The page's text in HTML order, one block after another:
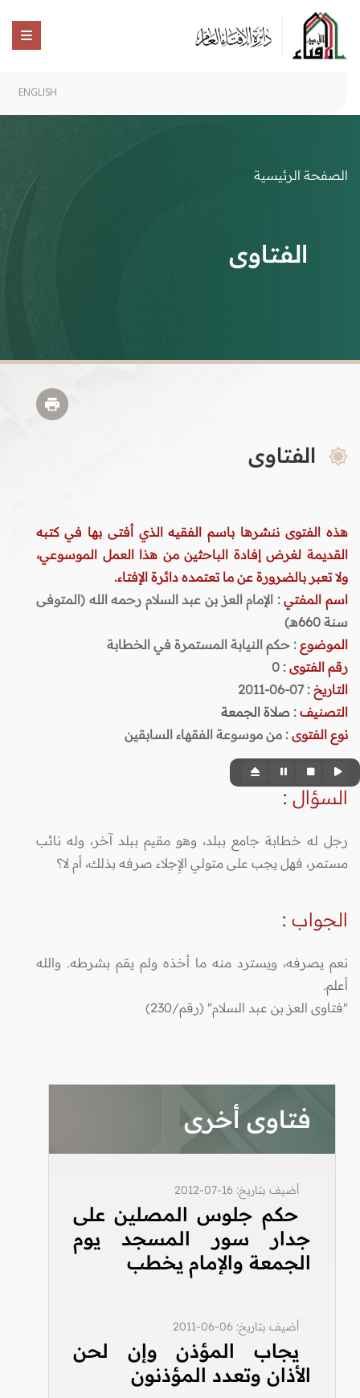
ENGLISH
الصفحة الرئيسية
الفتاوى
الفتاوى
هذه الفتوى ننشرها باسم الفقيه الذي أفتى بها في كتبه
القديمة لغرض إفادة الباحثين من هذا العمل الموسوعي،
ولا تعبر بالضرورة عن ما تعتمده دائرة الإفتاء.
اسم المفتي: الإمام العز بن عبد السلام رحمه الله (المتوفى
سنة 660هـ)
الموضوع : حكم النيابة المستمرة في الخطابة
رقم الفتوى :
0
التاريخ : 07-06-2011
التصنيف : صلاة الجمعة
نوع الفتوى : من موسوعة الفقهاء السابقين
السؤال :
رجل له خطابة جامع ببلد، وهو مقيم ببلد آخر، وله نائب
مستمر، فهل يجب على متولي الإِجلاء صرفه بذلك، أم لا؟
الجواب :
نعم يصرفه، ويسترد منه ما أخذه ولم يقم بشرطه. والله
أعلم.
"فتاوى العز بن عبد السلام" (رقم/230)
فتاوى أخرى
أضيف بتاريخ: 16-07-2012
حكم جلوس المصلين على
جدار سور المسجد يوم
الجمعة والإمام يخطب
أضيف بتاريخ: 06-06-2011
يجاب المؤذن وإن لحن
الأذان وتعدد المؤذنون